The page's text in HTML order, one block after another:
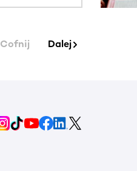
Cofnij Dalej